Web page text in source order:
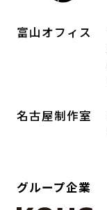
富山オフィス
名古屋制作室
グループ企業